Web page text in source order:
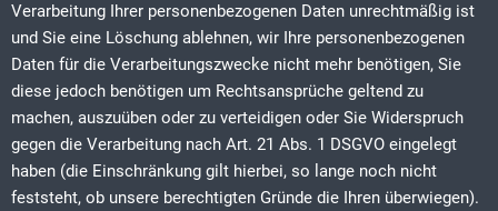
Verarbeitung Ihrer personenbezogenen Daten unrechtmäßig ist
und Sie eine Löschung ablehnen, wir Ihre personenbezogenen
Daten für die Verarbeitungszwecke nicht mehr benötigen, Sie
diese jedoch benötigen um Rechtsansprüche geltend zu
machen, auszuüben oder zu verteidigen oder Sie Widerspruch
gegen die Verarbeitung nach Art. 21 Abs. 1 DSGVO eingelegt
haben (die Einschränkung gilt hierbei, so lange noch nicht
feststeht, ob unsere berechtigten Gründe die Ihren überwiegen).